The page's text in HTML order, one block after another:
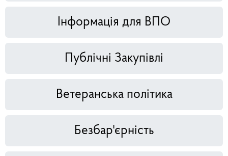
Інформація для ВПО
Публічні Закупівлі
Ветеранська політика
Безбар'єрність